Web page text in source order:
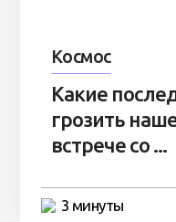
Космос
Какие
грозить
встрече со ...
3 минуты